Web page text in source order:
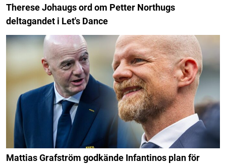
Therese Johaugs ord om Petter Northugs
deltagandet i Let's Dance
Mattias Grafström godkände Infantinos plan för